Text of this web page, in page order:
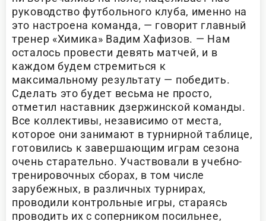
руководство футбольного клуба, именно на
это настроена команда, — говорит главный
тренер «Химика» Вадим Хафизов. — Нам
осталось провести девять матчей, и в
каждом будем стремиться к
максимальному результату — победить.
Сделать это будет весьма не просто,
отметил наставник дзержинской команды.
Все коллективы, независимо от места,
которое они занимают в турнирной таблице,
готовились к завершающим играм сезона
очень старательно. Участвовали в учебно-
тренировочных сборах, в том числе
зарубежных, в различных турнирах,
проводили контрольные игры, стараясь
проводить их с соперником посильнее,